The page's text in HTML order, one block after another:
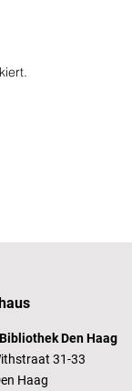
Den Haag
31-33
Haag